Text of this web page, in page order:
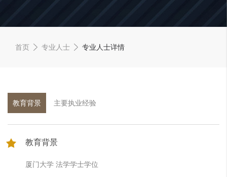
首页 专业人士 专业人士详情
教育背景 主要执业经验
教育背景
厦门大学 法学学士学位